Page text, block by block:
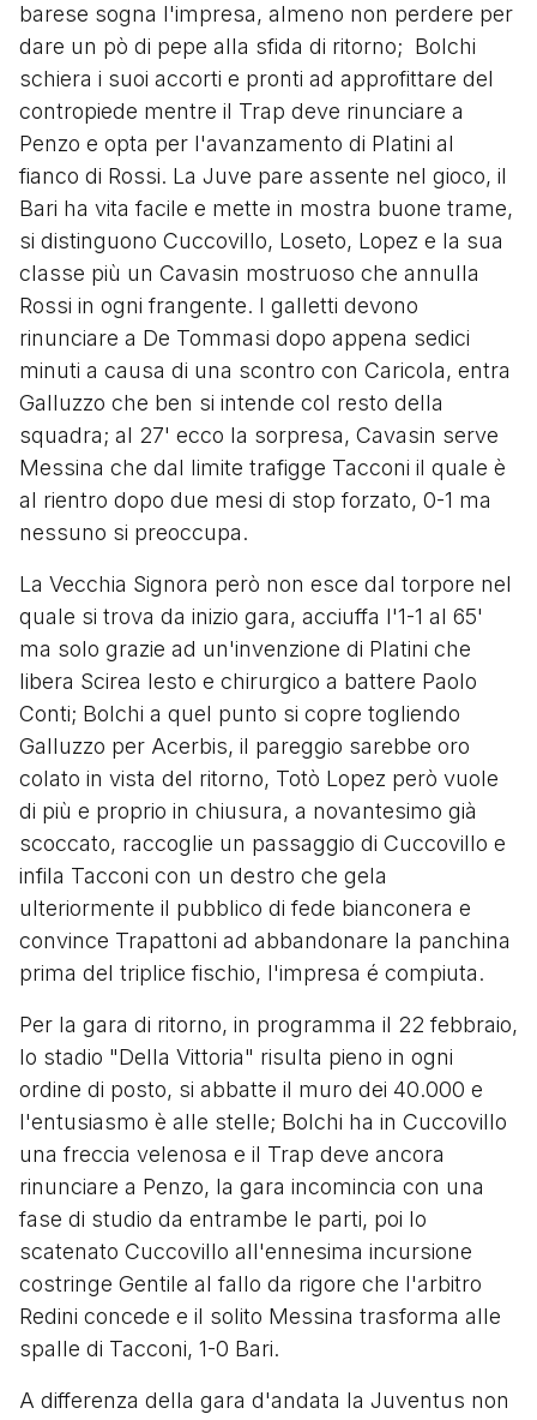
barese sogna l'impresa, almeno non perdere per
dare un pò di pepe alla sfida di ritorno; Bolchi
schiera i suoi accorti e pronti ad approfittare del
contropiede mentre il Trap deve rinunciare a
Penzo e opta per l'avanzamento di Platini al
fianco di Rossi. La Juve pare assente nel gioco, il
Bari ha vita facile e mette in mostra buone trame,
si distinguono Cuccovillo, Loseto, Lopez e la sua
classe più un Cavasin mostruoso che annulla
Rossi in ogni frangente. I galletti devono
rinunciare a De Tommasi dopo appena sedici
minuti a causa di una scontro con Caricola, entra
Galluzzo che ben si intende col resto della
squadra; al 27' ecco la sorpresa, Cavasin serve
Messina che dal limite trafigge Tacconi il quale è
al rientro dopo due mesi di stop forzato, 0-1 ma
nessuno si preoccupa.
La Vecchia Signora però non esce dal torpore nel
quale si trova da inizio gara, acciuffa l'1-1 al 65'
ma solo grazie ad un'invenzione di Platini che
libera Scirea lesto e chirurgico a battere Paolo
Conti; Bolchi a quel punto si copre togliendo
Galluzzo per Acerbis, il pareggio sarebbe oro
colato in vista del ritorno, Totò Lopez però vuole
di più e proprio in chiusura, a novantesimo già
scoccato, raccoglie un passaggio di Cuccovillo e
infila Tacconi con un destro che gela
ulteriormente il pubblico di fede bianconera e
convince Trapattoni ad abbandonare la panchina
prima del triplice fischio, l'impresa é compiuta.
Per la gara di ritorno, in programma il 22 febbraio,
lo stadio "Della Vittoria" risulta pieno in ogni
ordine di posto, si abbatte il muro dei 40.000 e
l'entusiasmo è alle stelle; Bolchi ha in Cuccovillo
una freccia velenosa e il Trap deve ancora
rinunciare a Penzo, la gara incomincia con una
fase di studio da entrambe le parti, poi lo
scatenato Cuccovillo all'ennesima incursione
costringe Gentile al fallo da rigore che l'arbitro
Redini concede e il solito Messina trasforma alle
spalle di Tacconi, 1-0 Bari.
A differenza della gara d'andata la Juventus non